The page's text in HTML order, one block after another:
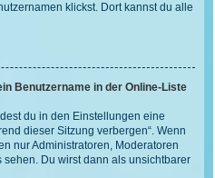
klickst. Dort kannst du alle
Benutzername in der Online-Liste
du in den Einstellungen eine
dieser Sitzung verbergen“. Wenn
nur Administratoren, Moderatoren
Du wirst dann als unsichtbarer